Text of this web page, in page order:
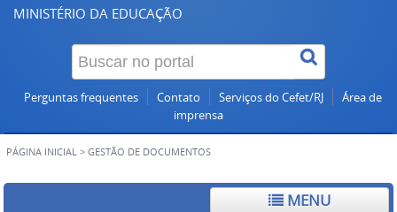
MINISTÉRIO DA EDUCAÇÃO
Perguntas frequentes Contato Serviços do Cefet/RJ
Área de
imprensa
PÁGINA INICIAL > GESTÃO DE DOCUMENTOS
MENU